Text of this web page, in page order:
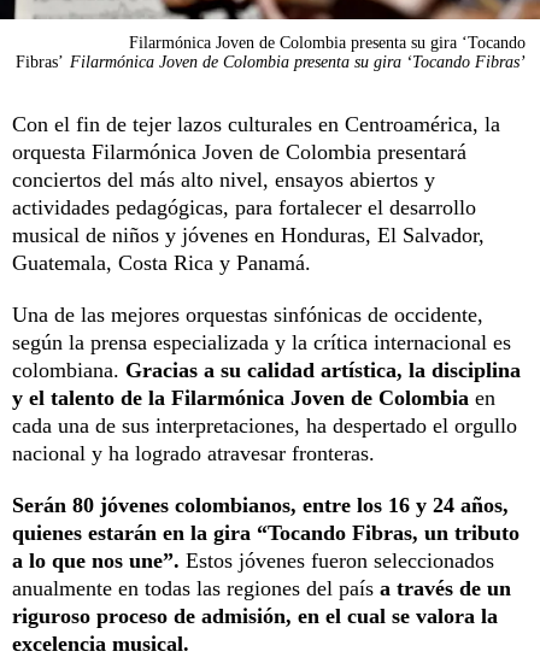
Filarmónica Joven de Colombia presenta su gira ‘Tocando
Fibras’ Filarmónica Joven de Colombia presenta su gira ‘Tocando Fibras’
Con el fin de tejer lazos culturales en Centroamérica, la
orquesta Filarmónica Joven de Colombia presentará
conciertos del más alto nivel, ensayos abiertos y
actividades pedagógicas, para fortalecer el desarrollo
musical de niños y jóvenes en Honduras, El Salvador,
Guatemala, Costa Rica y Panamá.
Una de las mejores orquestas sinfónicas de occidente,
según la prensa especializada y la crítica internacional es
colombiana. Gracias a su calidad artística, la disciplina
y el talento de la Filarmónica Joven de Colombia en
cada una de sus interpretaciones, ha despertado el orgullo
nacional y ha logrado atravesar fronteras.
Serán 80 jóvenes colombianos, entre los 16 y 24 años,
quienes estarán en la gira “Tocando Fibras, un tributo
a lo que nos une”. Estos jóvenes fueron seleccionados
anualmente en todas las regiones del país a través de un
riguroso proceso de admisión, en el cual se valora la
excelencia musical.